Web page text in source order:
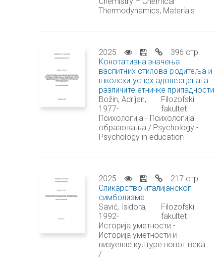
Thermodynamics, Materials
2025
396 стр.
Конотативна значења
васпитних стилова родитеља и
школски успех адолесцената
различите етничке припадности
Božin, Adrijan,
1977-
Filozofski
fakultet
Психологија - Психологија
образовања / Psychology -
Psychology in education
2025
217 стр.
Сликарство италијанског
симболизма
Savić, Isidora,
1992-
Filozofski
fakultet
Историја уметности -
Историја уметности и
визуелне културе новог века
/